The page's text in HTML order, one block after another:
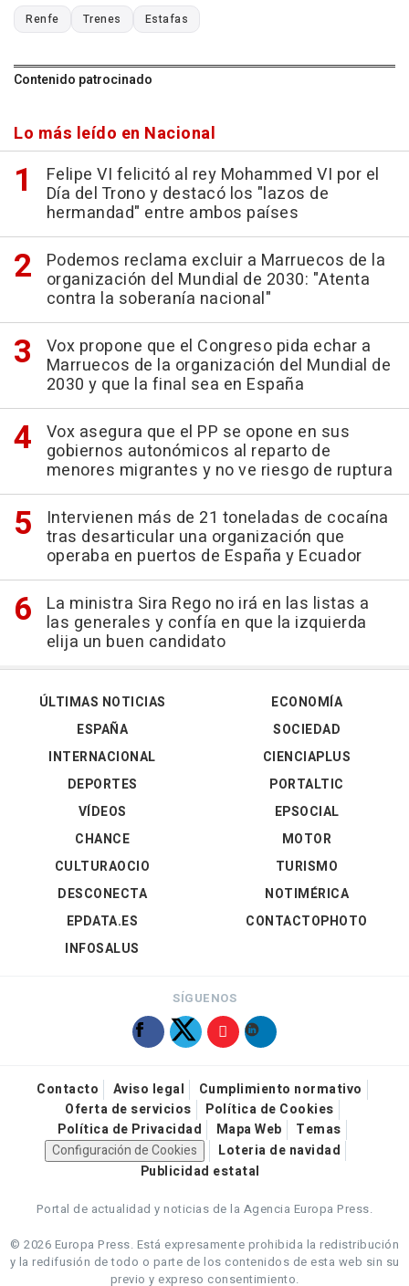
Renfe Trenes Estafas
Contenido patrocinado
Lo más leído en Nacional
Felipe VI felicitó al rey Mohammed VI por el
Día del Trono y destacó los "lazos de
hermandad" entre ambos países
Podemos reclama excluir a Marruecos de la
organización del Mundial de 2030: "Atenta
contra la soberanía nacional"
Vox propone que el Congreso pida echar a
Marruecos de la organización del Mundial de
2030 y que la final sea en España
Vox asegura que el PP se opone en sus
gobiernos autonómicos al reparto de
menores migrantes y no ve riesgo de ruptura
Intervienen más de 21 toneladas de cocaína
tras desarticular una organización que
operaba en puertos de España y Ecuador
La ministra Sira Rego no irá en las listas a
las generales y confía en que la izquierda
elija un buen candidato
ÚLTIMAS NOTICIAS
ESPAÑA
INTERNACIONAL
DEPORTES
VÍDEOS
ECONOMÍA
SOCIEDAD
CIENCIAPLUS
PORTALTIC
EPSOCIAL
CHANCE
CULTURAOCIO
DESCONECTA
EPDATA.ES
INFOSALUS
MOTOR
TURISMO
NOTIMÉRICA
CONTACTOPHOTO
SÍGUENOS
Contacto Aviso legal
Cumplimiento normativo
Oferta de servicios
Política de Cookies
Política de Privacidad
Mapa Web
Temas
Configuración de Cookies
Loteria de navidad
Publicidad estatal
Portal de actualidad y noticias de la Agencia Europa Press.
© 2026 Europa Press. Está expresamente prohibida la redistribución
y la redifusión de todo o parte de los contenidos de esta web sin su
previo y expreso consentimiento.